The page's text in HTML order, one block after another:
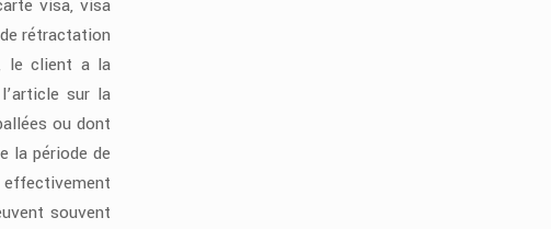
visa, visa
rétractation
le client a la
sur la
ou dont
la période de
souvent